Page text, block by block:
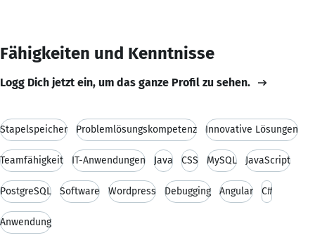
Fähigkeiten und Kenntnisse
Logg Dich jetzt ein, um das ganze Profil zu sehen.
Stapelspeicher Problemlösungskompetenz Innovative Lösungen
Teamfähigkeit IT-Anwendungen Java CSS MySQL JavaScript
PostgreSQL Software Wordpress Debugging Angular C#
Anwendung